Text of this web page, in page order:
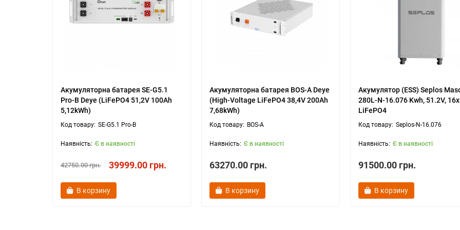
Акумуляторна батарея SE-G5.1
Pro-B Deye (LiFePO4 51,2V 100Ah
5,12kWh)
SE-G5.1 Pro-B
Є в наявності
42750.00 грн. 39999.00 грн.
В корзину
Акумуляторна батарея BOS-A Deye
(High-Voltage LiFePO4 38,4V 200Ah
7,68kWh)
BOS-A
Є в наявності
63270.00 грн.
В корзину
Акумулятор (ESS) Seplos
280L-N-16.076 Kwh, 51.2V,
LiFePO4
Seplos-N-16.076
Є в наявності
91500.00 грн.
В корзину